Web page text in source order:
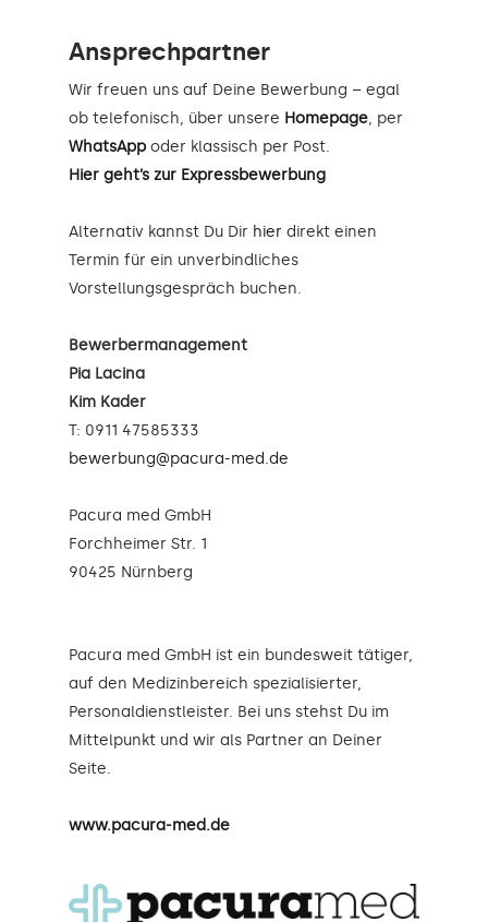
Ansprechpartner
Wir freuen uns auf Deine Bewerbung – egal
ob telefonisch, über unsere Homepage, per
WhatsApp oder klassisch per Post.
Hier geht’s zur Expressbewerbung
Alternativ kannst Du Dir hier direkt einen
Termin für ein unverbindliches
Vorstellungsgespräch buchen.
Bewerbermanagement
Pia Lacina
Kim Kader
T: 0911 47585333
bewerbung@pacura-med.de
Pacura med GmbH
Forchheimer Str. 1
90425 Nürnberg
Pacura med GmbH ist ein bundesweit tätiger,
auf den Medizinbereich spezialisierter,
Personaldienstleister. Bei uns stehst Du im
Mittelpunkt und wir als Partner an Deiner
Seite.
www.pacura-med.de